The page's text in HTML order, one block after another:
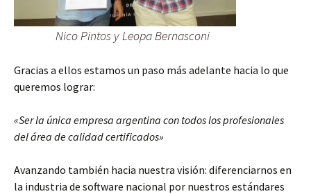
Nico Pintos y Leopa Bernasconi
Gracias a ellos estamos un paso más adelante hacia lo que
queremos lograr:
«Ser la única empresa argentina con todos los profesionales
del área de calidad certificados»
Avanzando también hacia nuestra visión: diferenciarnos en
la industria de software nacional por nuestros estándares